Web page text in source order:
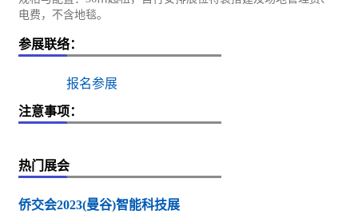
电费，不含地毯。
参展联络：
报名参展
注意事项：
热门展会
侨交会2023(曼谷)智能科技展